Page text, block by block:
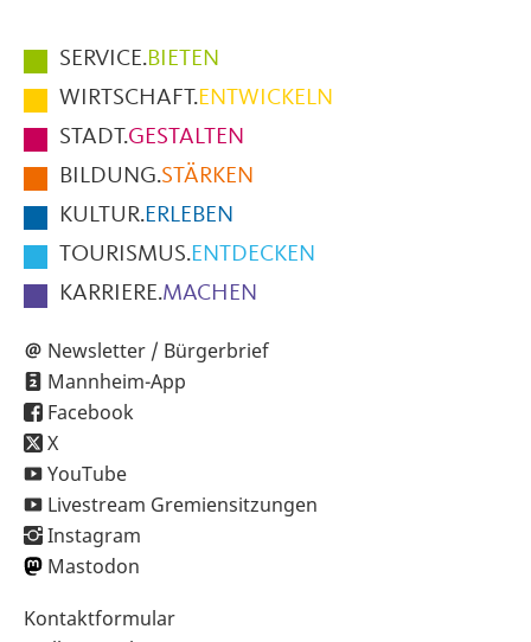
Hauptmenüpunkte
im
Fußbereich
der
Seite
SERVICE.BIETEN
WIRTSCHAFT.ENTWICKELN
STADT.GESTALTEN
BILDUNG.STÄRKEN
KULTUR.ERLEBEN
TOURISMUS.ENTDECKEN
KARRIERE.MACHEN
Newsletter / Bürgerbrief
Mannheim-App
Facebook
X
YouTube
Livestream Gremiensitzungen
Instagram
Mastodon
Sekundärnavigation
Kontaktformular